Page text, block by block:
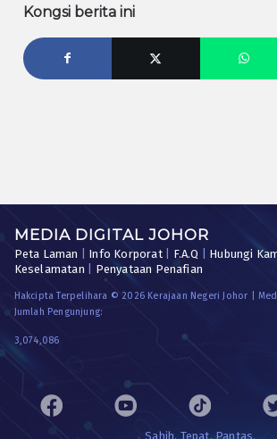
Kongsi berita ini
MEDIA DIGITAL JOHOR
Peta Laman Info Korporat| F.A.Q Hubungi
Keselamatan
Penyataan Penafian
Hakcipta Terpelihara © 2026 Kerajaan Negeri Johor |
Jumlah Pengunjung:
3,074,086
Sahih. Tepat. Pantas.